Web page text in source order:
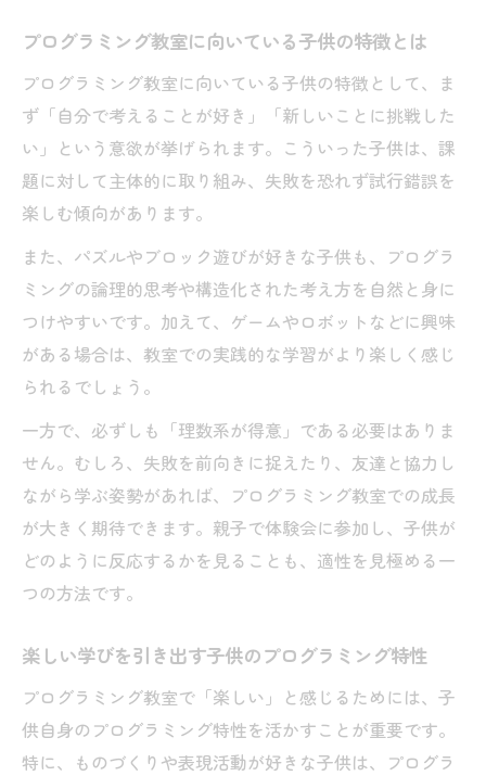
プログラミング教室に向いている子供の特徴とは
プログラミング教室に向いている子供の特徴として、ま
ず「自分で考えることが好き」「新しいことに挑戦した
い」という意欲が挙げられます。こういった子供は、課
題に対して主体的に取り組み、失敗を恐れず試行錯誤を
楽しむ傾向があります。
また、パズルやブロック遊びが好きな子供も、プログラ
ミングの論理的思考や構造化された考え方を自然と身に
つけやすいです。加えて、ゲームやロボットなどに興味
がある場合は、教室での実践的な学習がより楽しく感じ
られるでしょう。
一方で、必ずしも「理数系が得意」である必要はありま
せん。むしろ、失敗を前向きに捉えたり、友達と協力し
ながら学ぶ姿勢があれば、プログラミング教室での成長
が大きく期待できます。親子で体験会に参加し、子供が
どのように反応するかを見ることも、適性を見極める一
つの方法です。
楽しい学びを引き出す子供のプログラミング特性
プログラミング教室で「楽しい」と感じるためには、子
供自身のプログラミング特性を活かすことが重要です。
特に、ものづくりや表現活動が好きな子供は、プログラ